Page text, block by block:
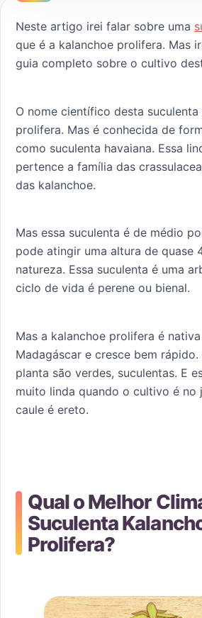
Neste artigo irei falar sobre uma
que é a kalanchoe prolifera. Mas
guia completo sobre o cultivo
O nome científico desta suculenta
prolifera. Mas é conhecida de
como suculenta havaiana. Essa
pertence a família das
das kalanchoe.
Mas essa suculenta é de médio
pode atingir uma altura de quase
natureza. Essa suculenta é uma
ciclo de vida é perene ou bienal.
Mas a kalanchoe prolifera é
Madagáscar e cresce bem
planta são verdes, suculentas. E
muito linda quando o cultivo é no
caule é ereto.
Qual o Melhor
Suculenta
Prolifera?